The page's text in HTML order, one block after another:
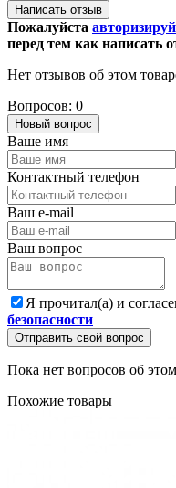
Написать отзыв
Пожалуйста
перед тем как написать
Нет отзывов об этом
Вопросов: 0
Новый вопрос
Ваше имя
Контактный телефон
Ваш e-mail
Ваш вопрос
Я прочитал(а) и
безопасности
Отправить свой вопрос
Пока нет вопросов об
Похожие товары